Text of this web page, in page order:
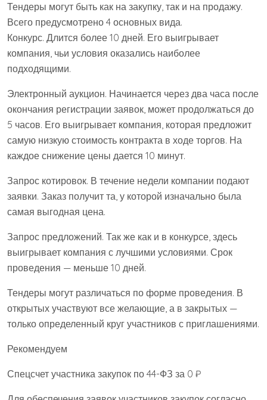
Тендеры могут быть как на закупку, так и на продажу.
Всего предусмотрено 4 основных вида.
Конкурс. Длится более 10 дней. Его выигрывает
компания, чьи условия оказались наиболее
подходящими.
Электронный аукцион. Начинается через два часа после
окончания регистрации заявок, может продолжаться до
5 часов. Его выигрывает компания, которая предложит
самую низкую стоимость контракта в ходе торгов. На
каждое снижение цены дается 10 минут.
Запрос котировок. В течение недели компании подают
заявки. Заказ получит та, у которой изначально была
самая выгодная цена.
Запрос предложений. Так же как и в конкурсе, здесь
выигрывает компания с лучшими условиями. Срок
проведения — меньше 10 дней.
Тендеры могут различаться по форме проведения. В
открытых участвуют все желающие, а в закрытых —
только определенный круг участников с приглашениями.
Рекомендуем
Спецсчет участника закупок по 44-ФЗ за 0 ₽